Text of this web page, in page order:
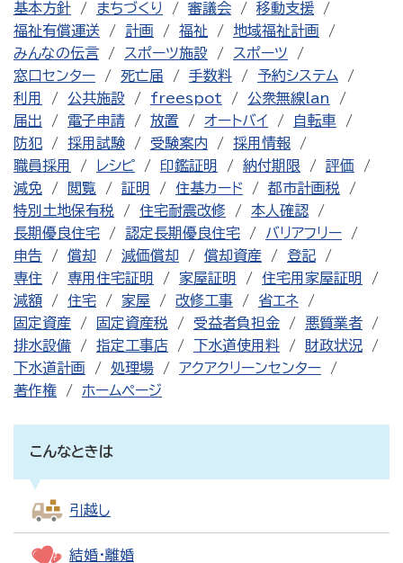
基本方針
まちづくり 審議会
移動支援
福祉有償運送
計画 福祉
地域福祉計画
みんなの伝言
スポーツ施設
スポーツ
窓口センター
死亡届 手数料
予約システム
利用
公共施設 freespot
公衆無線lan
届出
電子申請 放置 オートバイ
自転車
防犯
採用試験 受験案内
採用情報
職員採用
レシピ 印鑑証明 納付期限
評価
減免
閲覧 証明 住基カード
都市計画税
特別土地保有税
住宅耐震改修
本人確認
長期優良住宅
認定長期優良住宅
バリアフリー
申告
償却 減価償却 償却資産
登記
専住
専用住宅証明 家屋証明
住宅用家屋証明
減額
住宅 家屋 改修工事
省エネ
固定資産
固定資産税 受益者負担金
悪質業者
排水設備
指定工事店 下水道使用料
財政状況
下水道計画
処理場
アクアクリーンセンター
著作権
ホームページ
こんなときは
引越し
結婚・離婚